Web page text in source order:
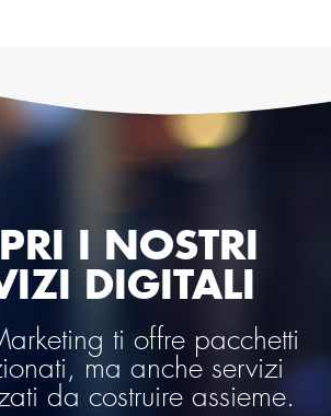
I NOSTRI
DIGITALI
ti offre pacchetti
ma anche servizi
da costruire assieme.